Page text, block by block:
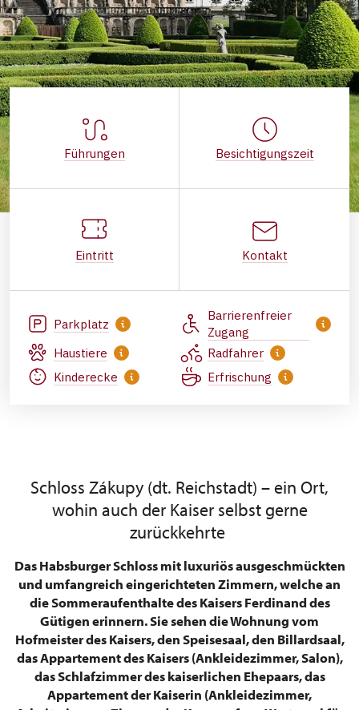
Führungen Besichtigungszeit
Eintritt Kontakt
Parkplatz
Barrierenfreier
Zugang
Haustiere
Radfahrer
Kinderecke
Erfrischung
Schloss Zákupy (dt. Reichstadt) – ein Ort,
wohin auch der Kaiser selbst gerne
zurückkehrte
Das Habsburger Schloss mit luxuriös ausgeschmückten
und umfangreich eingerichteten Zimmern, welche an
die Sommeraufenthalte des Kaisers Ferdinand des
Gütigen erinnern. Sie sehen die Wohnung vom
Hofmeister des Kaisers, den Speisesaal, den Billardsaal,
das Appartement des Kaisers (Ankleidezimmer, Salon),
das Schlafzimmer des kaiserlichen Ehepaars, das
Appartement der Kaiserin (Ankleidezimmer,